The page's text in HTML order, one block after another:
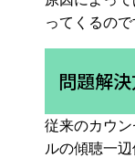
ってくるので
問題解
従来のカウ
ルの傾聴一辺